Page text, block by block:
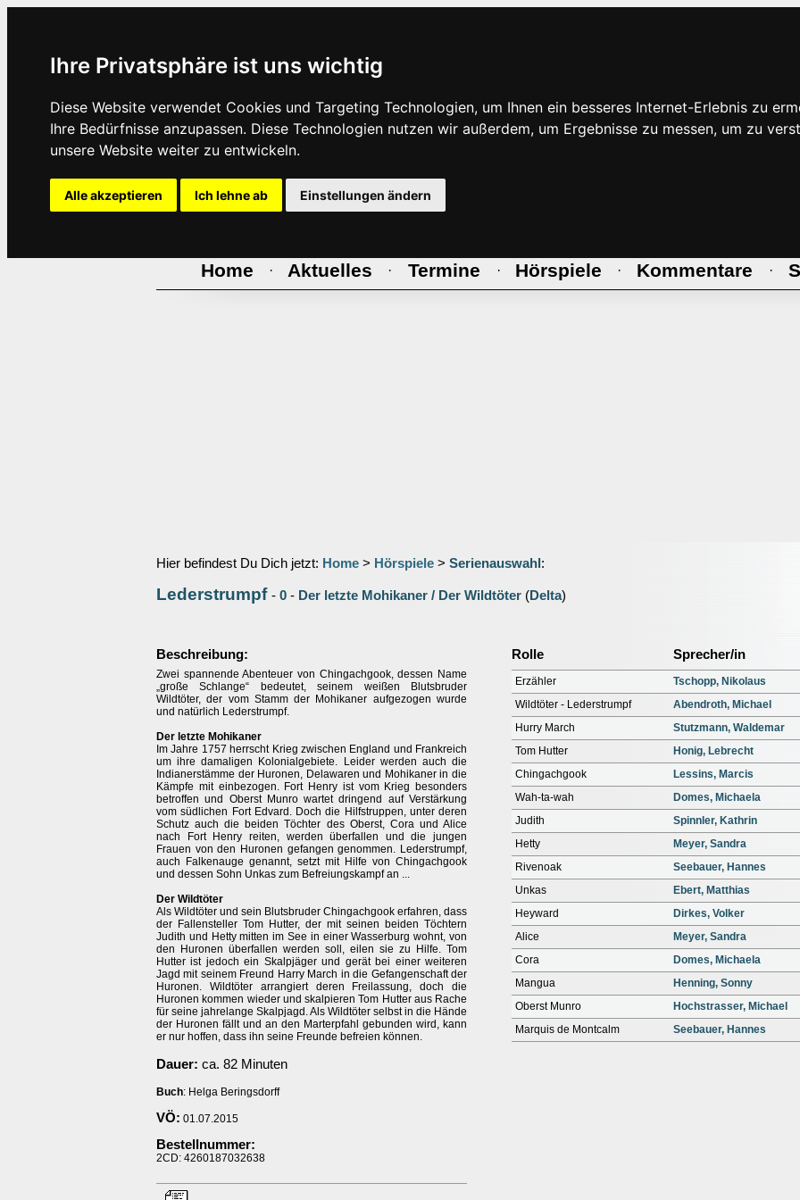
Ihre Privatsphäre ist uns wichtig
Diese Website verwendet Cookies und Targeting Technologien, um Ihnen ein besseres Internet-Erlebnis zu
Ihre Bedürfnisse anzupassen. Diese Technologien nutzen wir außerdem, um Ergebnisse zu messen, um zu
unsere Website weiter zu entwickeln.
Alle akzeptieren Ich lehne ab Einstellungen ändern
Home · Aktuelles · Termine · Hörspiele · Kommentare ·
Hier befindest Du Dich jetzt: Home > Hörspiele > Serienauswahl :
Lederstrumpf - 0 - Der letzte Mohikaner / Der Wildtöter (Delta)
Beschreibung:
Zwei spannende Abenteuer von Chingachgook, dessen Name
„große Schlange“ bedeutet, seinem weißen Blutsbruder
Wildtöter, der vom Stamm der Mohikaner aufgezogen wurde
und natürlich Lederstrumpf.
Der letzte Mohikaner
Im Jahre 1757 herrscht Krieg zwischen England und Frankreich
um ihre damaligen Kolonialgebiete. Leider werden auch die
Indianerstämme der Huronen, Delawaren und Mohikaner in die
Kämpfe mit einbezogen. Fort Henry ist vom Krieg besonders
betroffen und Oberst Munro wartet dringend auf Verstärkung
vom südlichen Fort Edvard. Doch die Hilfstruppen, unter deren
Schutz auch die beiden Töchter des Oberst, Cora und Alice
nach Fort Henry reiten, werden überfallen und die jungen
Frauen von den Huronen gefangen genommen. Lederstrumpf,
auch Falkenauge genannt, setzt mit Hilfe von Chingachgook
und dessen Sohn Unkas zum Befreiungskampf an ...
Der Wildtöter
Als Wildtöter und sein Blutsbruder Chingachgook erfahren, dass
der Fallensteller Tom Hutter, der mit seinen beiden Töchtern
Judith und Hetty mitten im See in einer Wasserburg wohnt, von
den Huronen überfallen werden soll, eilen sie zu Hilfe. Tom
Hutter ist jedoch ein Skalpjäger und gerät bei einer weiteren
Jagd mit seinem Freund Harry March in die Gefangenschaft der
Huronen. Wildtöter arrangiert deren Freilassung, doch die
Huronen kommen wieder und skalpieren Tom Hutter aus Rache
für seine jahrelange Skalpjagd. Als Wildtöter selbst in die Hände
der Huronen fällt und an den Marterpfahl gebunden wird, kann
er nur hoffen, dass ihn seine Freunde befreien können.
Dauer: ca. 82 Minuten
Buch: Helga Beringsdorff
VÖ: 01.07.2015
Bestellnummer:
2CD: 4260187032638
Rolle Sprecher/in
Erzähler
Tschopp, Nikolaus
Wildtöter - Lederstrumpf
Abendroth, Michael
Hurry March
Stutzmann, Waldemar
Tom Hutter
Honig, Lebrecht
Chingachgook
Lessins, Marcis
Wah-ta-wah
Domes, Michaela
Judith
Spinnler, Kathrin
Hetty
Meyer, Sandra
Rivenoak
Seebauer, Hannes
Unkas
Ebert, Matthias
Heyward
Dirkes, Volker
Alice
Meyer, Sandra
Cora
Domes, Michaela
Mangua
Henning, Sonny
Oberst Munro
Hochstrasser, Michael
Marquis de Montcalm
Seebauer, Hannes